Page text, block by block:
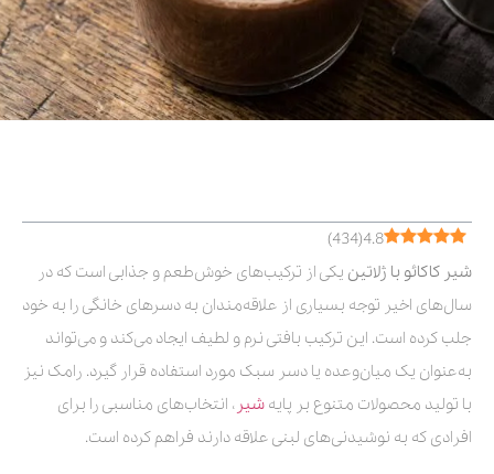
4.8
(
434
)
شیر کاکائو با ژلاتین یکی از ترکیب‌های خوش‌طعم و جذابی است که در
سال‌های اخیر توجه بسیاری از علاقه‌مندان به دسرهای خانگی را به خود
جلب کرده است. این ترکیب بافتی نرم و لطیف ایجاد می‌کند و می‌تواند
به‌عنوان یک میان‌وعده یا دسر سبک مورد استفاده قرار گیرد. رامک نیز
با تولید محصولات متنوع بر پایه شیر ، انتخاب‌های مناسبی را برای
افرادی که به نوشیدنی‌های لبنی علاقه دارند فراهم کرده است.